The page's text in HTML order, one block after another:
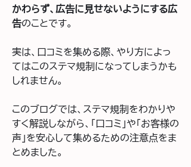
かわらず、広告に見せないようにする広
告のことです。
実は、口コミを集める際、やり方によっ
てはこのステマ規制になってしまうかも
しれません。
このブログでは、ステマ規制をわかりや
すく解説しながら、「口コミ」や「お客様の
声」を安心して集めるための注意点をま
とめました。